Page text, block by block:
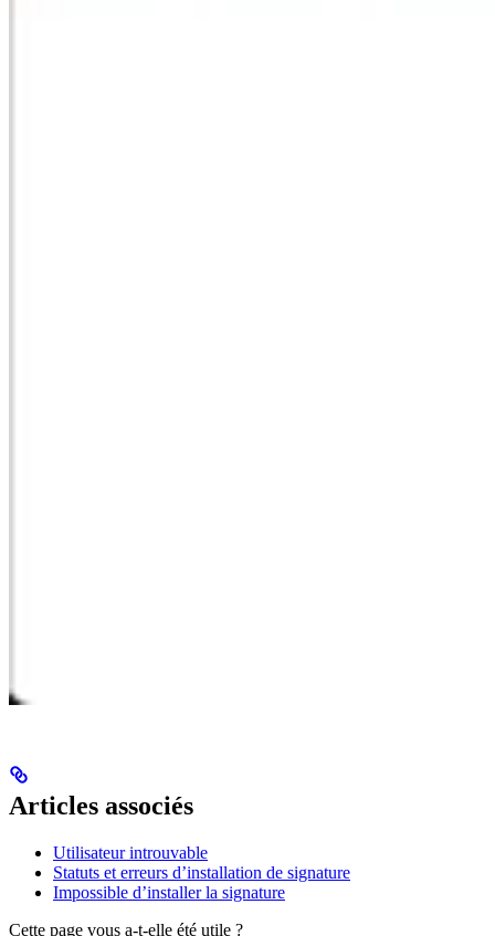
Articles associés
Utilisateur introuvable
Statuts et erreurs d’installation de signature
Impossible d’installer la signature
Cette page vous a-t-elle été utile ?